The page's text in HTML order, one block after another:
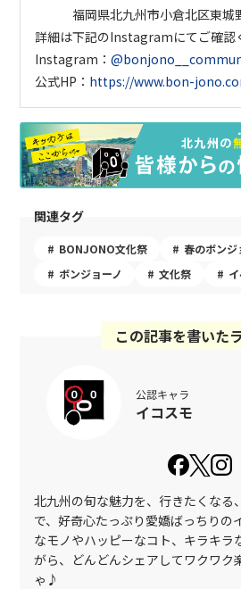
福岡県北九州市小倉北区東城
詳細は下記のInstagramにてご確認
Instagram：@
公式HP： https://www.bon-
関連タグ
BONJONO文化祭
春のボンジ
ボンジョーノ
文化祭
この記事を書いた
公認キャラ
イコスモ
北九州の旬な魅力を、行きたくなる
で、好奇心たっぷり愛嬌ばっちりの
なモノやハッピーなコト、キラキラ
がら、どんどんシェアしてワクワク
ゃ♪